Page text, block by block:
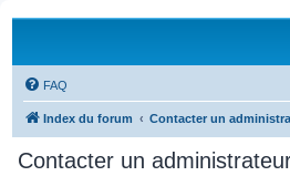
FAQ
Index du forum Contacter un
Contacter un